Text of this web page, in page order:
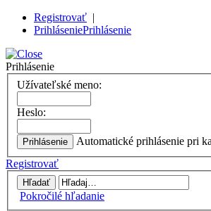
Registrovať |
PrihláseniePrihlásenie
Prihlásenie
Užívateľské meno:
Heslo:
Automatické prihlásenie pri
Registrovať
Pokročilé hľadanie